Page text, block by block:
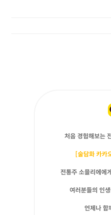
처음 경험해보는
[술담화 카카
전통주 소믈리에에
여러분들의 인
언제나 함